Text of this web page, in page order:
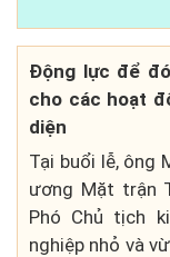
Động lực để
cho các hoạt
diện
Tại buổi lễ, ông
ương Mặt trận
Phó Chủ tịch
nghiệp nhỏ và